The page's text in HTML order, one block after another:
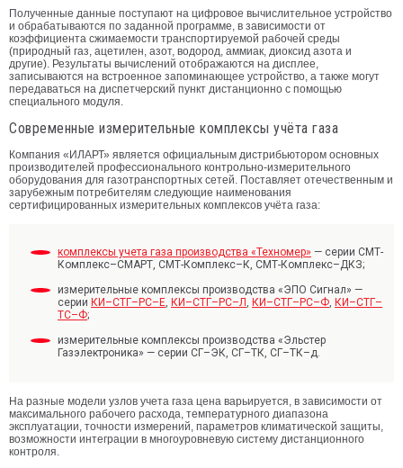
Полученные данные поступают на цифровое вычислительное устройство
и обрабатываются по заданной программе, в зависимости от
коэффициента сжимаемости транспортируемой рабочей среды
(природный газ, ацетилен, азот, водород, аммиак, диоксид азота и
другие). Результаты вычислений отображаются на дисплее,
записываются на встроенное запоминающее устройство, а также могут
передаваться на диспетчерский пункт дистанционно с помощью
специального модуля.
Современные измерительные комплексы учёта газа
Компания «ИЛАРТ» является официальным дистрибьютором основных
производителей профессионального контрольно-измерительного
оборудования для газотранспортных сетей. Поставляет отечественным и
зарубежным потребителям следующие наименования
сертифицированных измерительных комплексов учёта газа:
комплексы учета газа производства «Техномер» — серии СМТ-
Комплекс–СМАРТ, СМТ-Комплекс–К, СМТ-Комплекс–ДКЗ;
измерительные комплексы производства «ЭПО Сигнал» —
серии КИ–СТГ–РС–Е, КИ–СТГ–РС–Л , КИ–СТГ–РС–Ф, КИ–СТГ–
ТС–Ф;
измерительные комплексы производства «Эльстер
Газэлектроника» — серии СГ–ЭК, СГ–ТК, СГ–ТК–д.
На разные модели узлов учета газа цена варьируется, в зависимости от
максимального рабочего расхода, температурного диапазона
эксплуатации, точности измерений, параметров климатической защиты,
возможности интеграции в многоуровневую систему дистанционного
контроля.